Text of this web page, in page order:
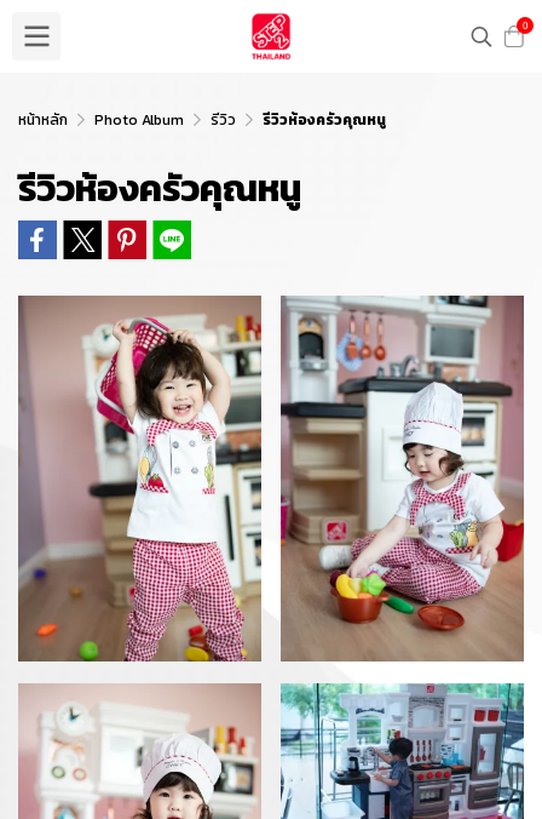
0
หน้าหลัก Photo Album รีวิว รีวิวห้องครัวคุณหนู
รีวิวห้องครัวคุณหนู